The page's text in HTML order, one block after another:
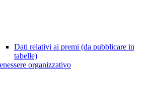
Dati relativi ai premi (da pubblicare in
tabelle)
organizzativo